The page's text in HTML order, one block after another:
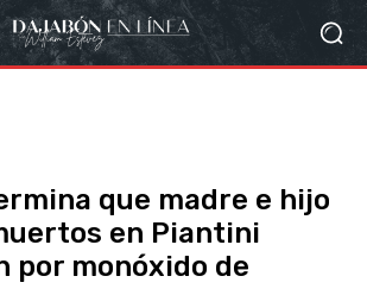
que madre e hijo
en Piantini
por monóxido de